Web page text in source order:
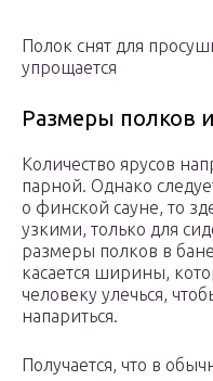
Полок снят для
упрощается
Размеры полков
Количество ярусов
парной. Однако
о финской сауне, то
узкими, только для
размеры полков в
касается ширины,
человеку улечься,
напариться.
Получается, что в